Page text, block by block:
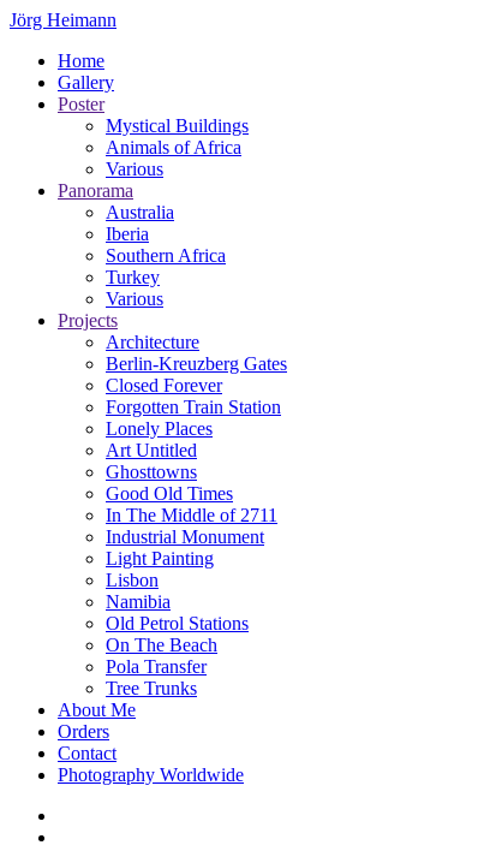
Jörg Heimann
Home
Gallery
Poster
Mystical Buildings
Animals of Africa
Various
Panorama
Australia
Iberia
Southern Africa
Turkey
Various
Projects
Architecture
Berlin-Kreuzberg Gates
Closed Forever
Forgotten Train Station
Lonely Places
Art Untitled
Ghosttowns
Good Old Times
In The Middle of 2711
Industrial Monument
Light Painting
Lisbon
Namibia
Old Petrol Stations
On The Beach
Pola Transfer
Tree Trunks
About Me
Orders
Contact
Photography Worldwide